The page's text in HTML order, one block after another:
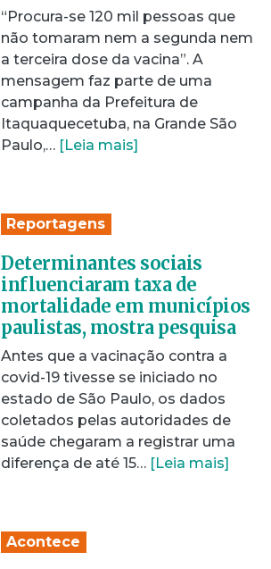
“Procura-se 120 mil pessoas que
não tomaram nem a segunda nem
a terceira dose da vacina”. A
mensagem faz parte de uma
campanha da Prefeitura de
Itaquaquecetuba, na Grande São
Paulo,… [Leia mais]
Reportagens
Determinantes sociais
influenciaram taxa de
mortalidade em municípios
paulistas, mostra pesquisa
Antes que a vacinação contra a
covid-19 tivesse se iniciado no
estado de São Paulo, os dados
coletados pelas autoridades de
saúde chegaram a registrar uma
diferença de até 15… [Leia mais]
Acontece